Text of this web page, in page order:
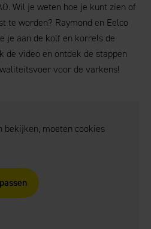
Wil je weten hoe je kunt zien of
te worden? Raymond en Eelco
je aan de kolf en korrels de
de video en ontdek de stappen
voor de varkens!
bekijken, moeten cookies